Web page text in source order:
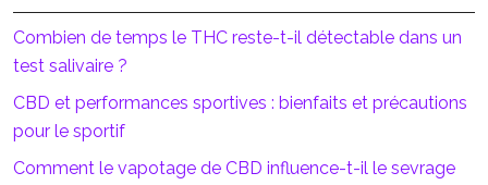
Combien de temps le THC reste-t-il détectable dans un
test salivaire ?
CBD et performances sportives : bienfaits et précautions
pour le sportif
Comment le vapotage de CBD influence-t-il le sevrage